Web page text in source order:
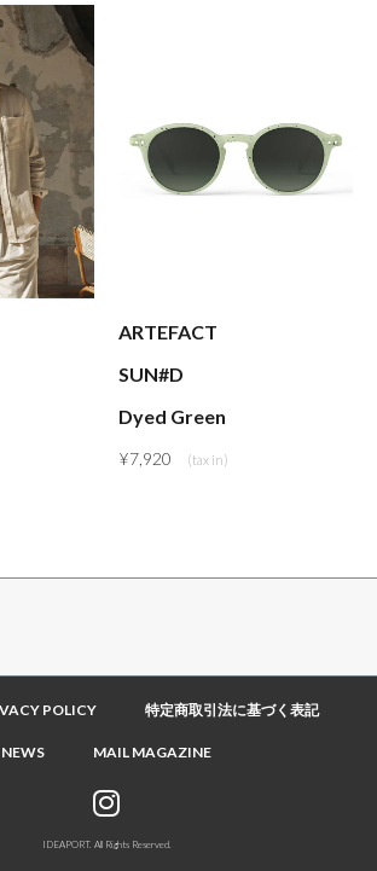
ARTEFACT
SUN#D
Dyed Green
¥7,920
POLICY 特定商取引法に基づく表記
NEWS MAIL MAGAZINE
IDEAPORT. All Rights Reserved.